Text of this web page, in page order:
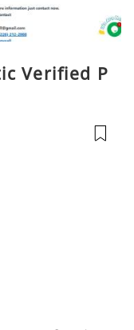
Verified P